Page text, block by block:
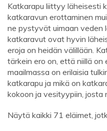
Katkarapu liittyy läheisesti
katkaravun erottaminen
ne pystyvät uimaan veden
katkaravut ovat hyvin
eroja on heidän välillään.
tärkein ero on, että niillä on
maailmassa on erilaisia
katkarapu ja mikä on
kokoon ja vesityypiin, josta
Näytä kaikki 71 eläimet,